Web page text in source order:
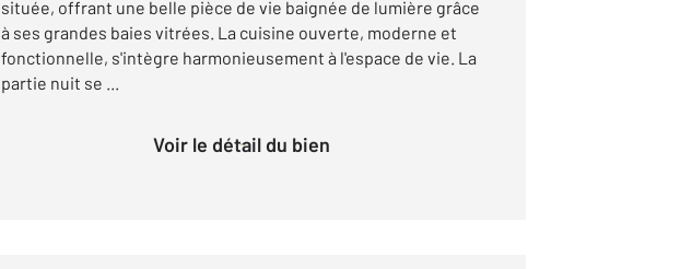
située, offrant une belle pièce de vie baignée de lumière grâce
à ses grandes baies vitrées. La cuisine ouverte, moderne et
fonctionnelle, s'intègre harmonieusement à l'espace de vie. La
partie nuit se ...
Voir le détail du bien